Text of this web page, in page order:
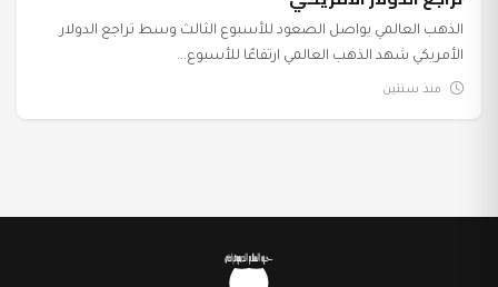
الذهب العالمي يواصل الصعود للأسبوع الثالث وسط تراجع الدولار
الأمريكي شهد الذهب العالمي ارتفاعًا للأسبوع...
منذ سنتين